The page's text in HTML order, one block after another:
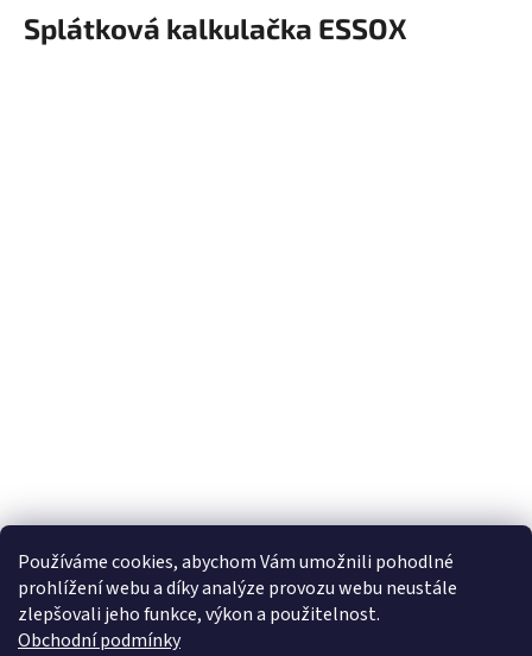
Používáme cookies, abychom Vám umožnili pohodlné
prohlížení webu a díky analýze provozu webu neustále
zlepšovali jeho funkce, výkon a použitelnost.
Obchodní podmínky
Splátková kalkulačka ESSOX